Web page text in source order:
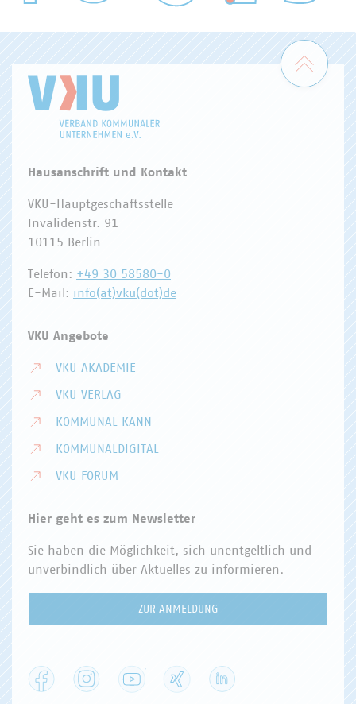
WASSER/ABWASSER
Zum
Hausanschrift und Kontakt
VKU-Hauptgeschäftsstelle
Invalidenstr. 91
10115 Berlin
Telefon: +49 30 58580-0
E-Mail: info(at)vku(dot)de
VKU Angebote
VKU AKADEMIE
VKU VERLAG
KOMMUNAL KANN
KOMMUNALDIGITAL
VKU FORUM
Hier geht es zum Newsletter
Sie haben die Möglichkeit, sich unentgeltlich und
unverbindlich über Aktuelles zu informieren.
ZUR ANMELDUNG
Facebook Instagram YouTube